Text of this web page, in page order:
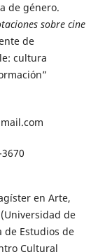
de género.
sobre cine
de
cultura
en Arte,
de
de Estudios de
Cultural